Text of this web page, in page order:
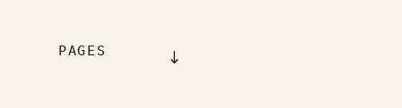
PAGES